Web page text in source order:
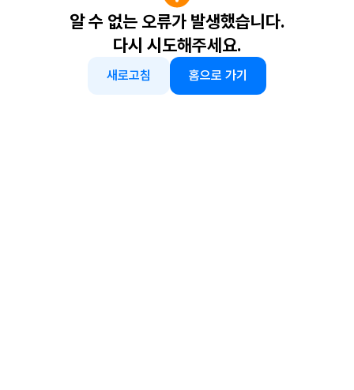
알 수 없는 오류가 발생했습니다.
다시 시도해주세요.
새로고침 홈으로 가기